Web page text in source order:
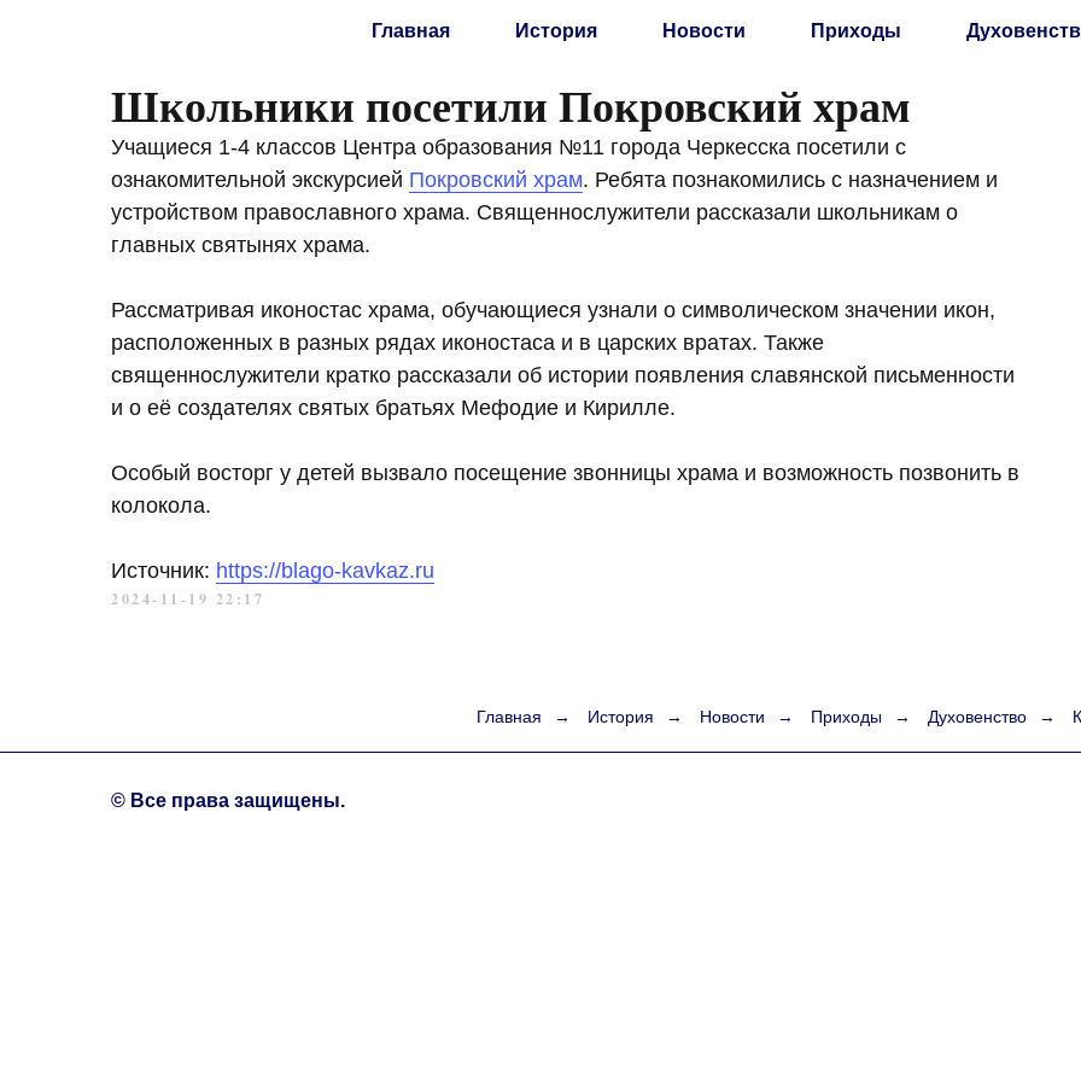
Главная История Новости Приходы
Школьники посетили Покровский храм
Учащиеся 1-4 классов Центра образования №11 города Черкесска посетили с
ознакомительной экскурсией Покровский храм. Ребята познакомились с назначением и
устройством православного храма. Священнослужители рассказали школьникам о
главных святынях храма.
Рассматривая иконостас храма, обучающиеся узнали о символическом значении икон,
расположенных в разных рядах иконостаса и в царских вратах. Также
священнослужители кратко рассказали об истории появления славянской письменности
и о её создателях святых братьях Мефодие и Кирилле.
Особый восторг у детей вызвало посещение звонницы храма и возможность позвонить в
колокола.
Источник: https://blago-kavkaz.ru
2024-11-19 22:17
Главная → История → Новости → Приходы → Духовенство →
© Все права защищены.